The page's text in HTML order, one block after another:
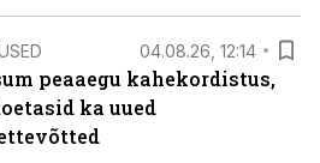
04.08.26, 12:14
peaaegu kahekordistus,
ka uued